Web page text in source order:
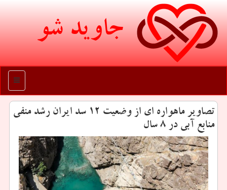
جاوید شو
منو
تصاویر ماهواره ای از وضعیت ۱۲ سد ایران رشد منفی
منابع آبی در ۸ سال